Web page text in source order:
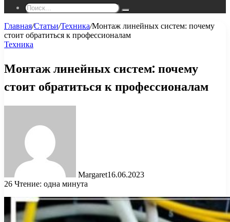
Поиск...
Главная/Статьи/Техника/Монтаж линейных систем: почему
стоит обратиться к профессионалам
Техника
Монтаж линейных систем: почему
стоит обратиться к профессионалам
Margaret16.06.2023
26 Чтение: одна минута